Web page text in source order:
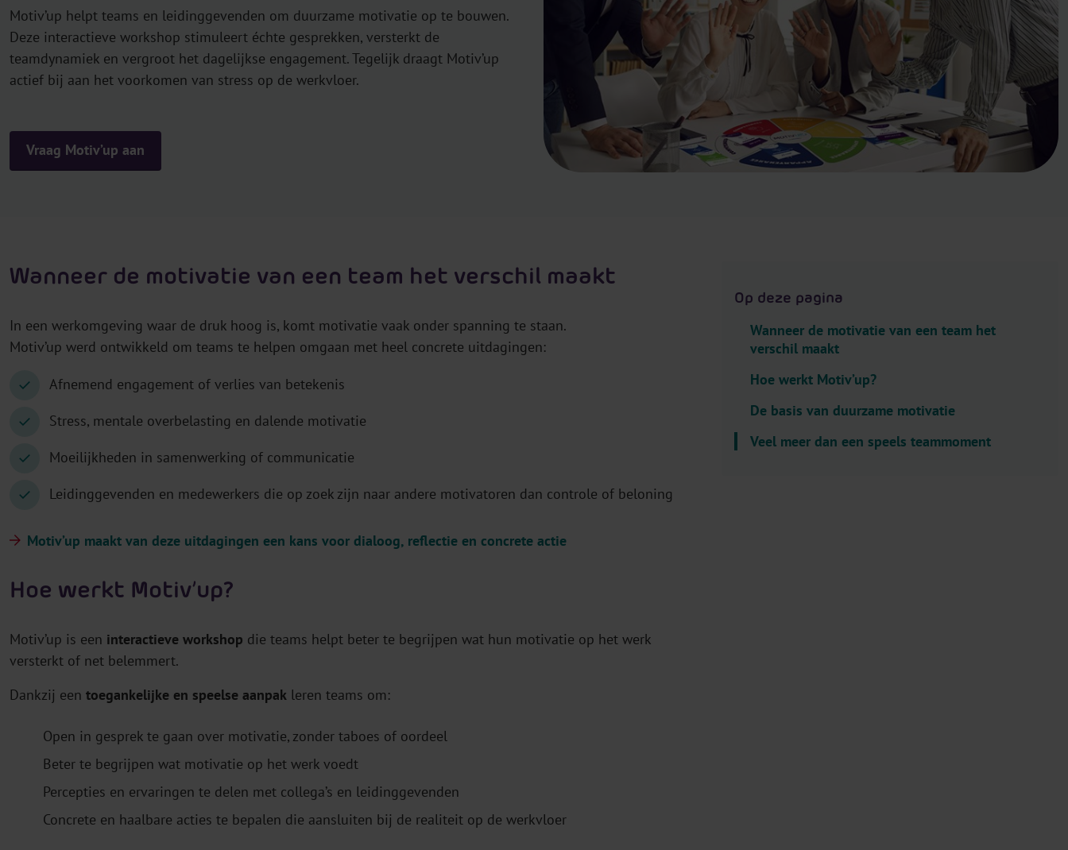
.
H
e
d
e
r
.
Motiv’up helpt teams en leidinggevenden om duurzame motivatie op te bouwen.
Deze interactieve workshop stimuleert échte gesprekken, versterkt de
teamdynamiek en vergroot het dagelijkse engagement. Tegelijk draagt Motiv’up
actief bij aan het voorkomen van stress op de werkvloer.
Vraag Motiv’up aan
Wanneer de motivatie van een team het verschil maakt
In een werkomgeving waar de druk hoog is, komt motivatie vaak onder spanning te staan.
Motiv’up werd ontwikkeld om teams te helpen omgaan met heel concrete uitdagingen:
Afnemend engagement of verlies van betekenis
Stress, mentale overbelasting en dalende motivatie
Moeilijkheden in samenwerking of communicatie
Leidinggevenden en medewerkers die op zoek zijn naar andere motivatoren dan controle of beloning
Motiv’up maakt van deze uitdagingen een kans voor dialoog, reflectie en concrete actie
Hoe werkt Motiv’up?
Motiv’up is een interactieve workshop die teams helpt beter te begrijpen wat hun motivatie op het werk
versterkt of net belemmert.
Dankzij een toegankelijke en speelse aanpak leren teams om:
Open in gesprek te gaan over motivatie, zonder taboes of oordeel
Beter te begrijpen wat motivatie op het werk voedt
Percepties en ervaringen te delen met collega’s en leidinggevenden
Concrete en haalbare acties te bepalen die aansluiten bij de realiteit op de werkvloer
Op deze pagina
Wanneer de motivatie van een team het
verschil maakt
Hoe werkt Motiv’up?
De basis van duurzame motivatie
Veel meer dan een speels teammoment